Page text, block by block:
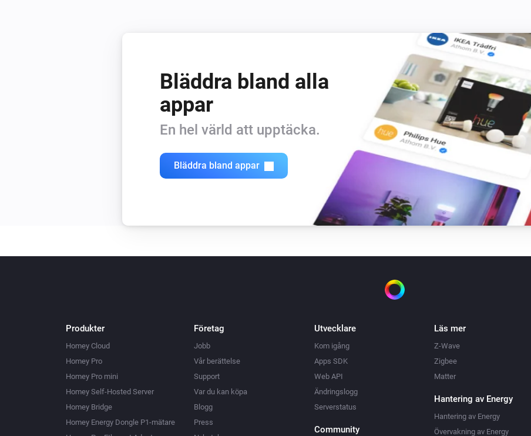
Bläddra bland alla
appar
En hel värld att upptäcka.
Bläddra bland appar
Produkter
Homey Cloud
Homey Pro
Homey Pro mini
Homey Self-Hosted Server
Homey Bridge
Homey Energy Dongle P1-mätare
Företag
Jobb
Vår berättelse
Support
Var du kan köpa
Blogg
Press
Utvecklare
Kom igång
Apps SDK
Web API
Ändringslogg
Serverstatus
Community
Läs mer
Z-Wave
Zigbee
Matter
Hantering av Energy
Hantering av Energy
Övervakning av Energy